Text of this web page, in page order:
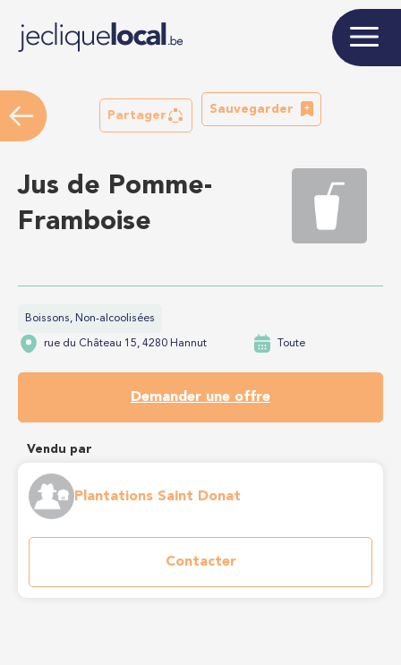
Partager
Sauvegarder
Jus de Pomme-
Framboise
Boissons, Non-alcoolisées
rue du Château 15, 4280 Hannut Toute
Demander une offre
Vendu par
Plantations Saint Donat
Contacter